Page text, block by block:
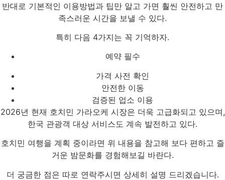
반대로 기본적인 이용방법과 팁만 알고 가면 훨씬 안전하고 만
족스러운 시간을 보낼 수 있다.
특히 다음 4가지는 꼭 기억하자.
예약 필수
가격 사전 확인
안전한 이동
검증된 업소 이용
2026년 현재 호치민 가라오케 시장은 더욱 고급화되고 있으며,
한국 관광객 대상 서비스도 계속 발전하고 있다.
호치민 여행을 계획 중이라면 위 내용을 참고해 보다 편하고 즐
거운 밤문화를 경험해보길 바란다.
더 궁금한 점은 따로 연락주시면 상세히 설명 드리겠습니다.